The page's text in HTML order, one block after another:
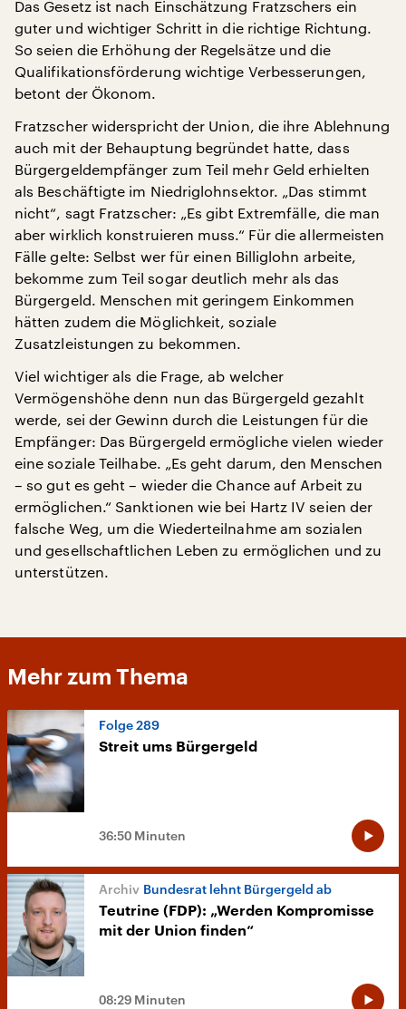
Das Gesetz ist nach Einschätzung Fratzschers ein
guter und wichtiger Schritt in die richtige Richtung.
So seien die Erhöhung der Regelsätze und die
Qualifikationsförderung wichtige Verbesserungen,
betont der Ökonom.
Fratzscher widerspricht der Union, die ihre Ablehnung
auch mit der Behauptung begründet hatte, dass
Bürgergeldempfänger zum Teil mehr Geld erhielten
als Beschäftigte im Niedriglohnsektor. „Das stimmt
nicht“, sagt Fratzscher: „Es gibt Extremfälle, die man
aber wirklich konstruieren muss.“ Für die allermeisten
Fälle gelte: Selbst wer für einen Billiglohn arbeite,
bekomme zum Teil sogar deutlich mehr als das
Bürgergeld. Menschen mit geringem Einkommen
hätten zudem die Möglichkeit, soziale
Zusatzleistungen zu bekommen.
Viel wichtiger als die Frage, ab welcher
Vermögenshöhe denn nun das Bürgergeld gezahlt
werde, sei der Gewinn durch die Leistungen für die
Empfänger: Das Bürgergeld ermögliche vielen wieder
eine soziale Teilhabe. „Es geht darum, den Menschen
– so gut es geht – wieder die Chance auf Arbeit zu
ermöglichen.“ Sanktionen wie bei Hartz IV seien der
falsche Weg, um die Wiederteilnahme am sozialen
und gesellschaftlichen Leben zu ermöglichen und zu
unterstützen.
Mehr zum Thema
Folge 289
Streit ums Bürgergeld
36:50 Minuten
Bundesrat lehnt Bürgergeld ab
Teutrine (FDP): „Werden Kompromisse
mit der Union finden“
08:29 Minuten